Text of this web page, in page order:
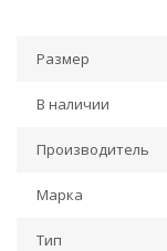
Размер
В наличии
Производитель
Марка
Тип